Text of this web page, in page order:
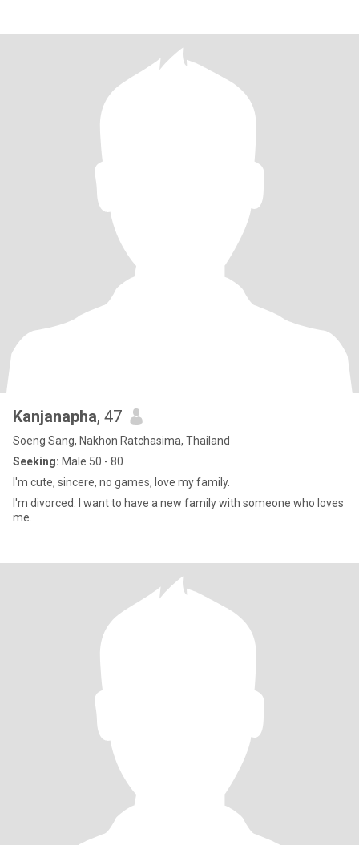
Kanjanapha, 47
Soeng Sang, Nakhon Ratchasima, Thailand
Seeking: Male 50 - 80
I'm cute, sincere, no games, love my family.
I'm divorced. I want to have a new family with someone who loves
me.